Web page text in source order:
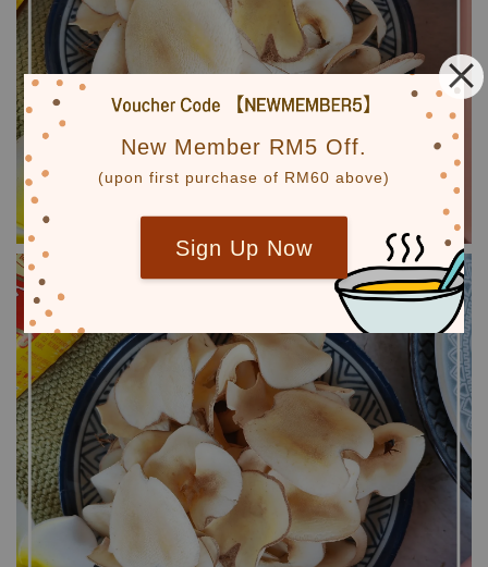
New Member RM5 Off.
(upon first purchase of RM60 above)
Sign Up Now